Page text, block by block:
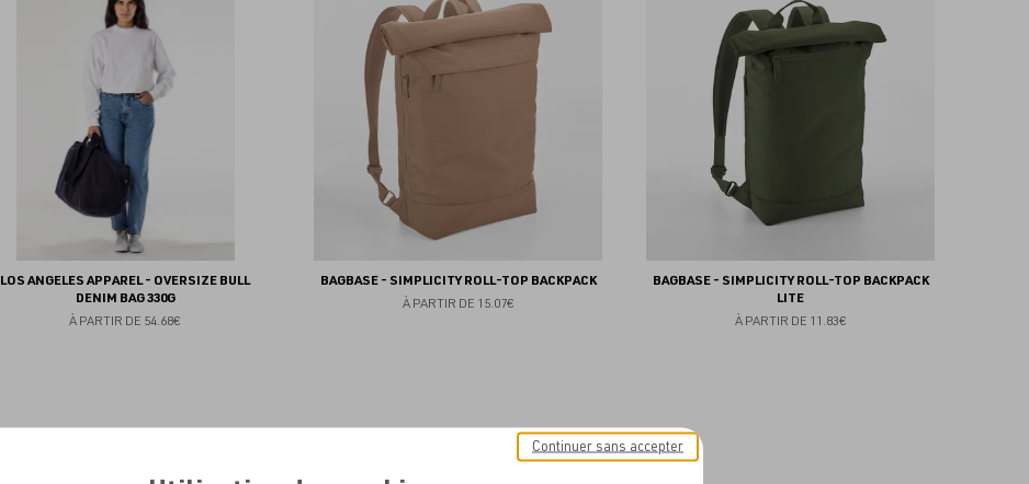
LOS ANGELES APPAREL - OVERSIZE BULL
DENIM BAG 330G
À PARTIR DE 54.68€
BAGBASE - SIMPLICITY ROLL-TOP BACKPACK
À PARTIR DE 15.07€
BAGBASE - SIMPLICITY ROLL-TOP BACKPACK
LITE
À PARTIR DE 11.83€
Continuer sans accepter